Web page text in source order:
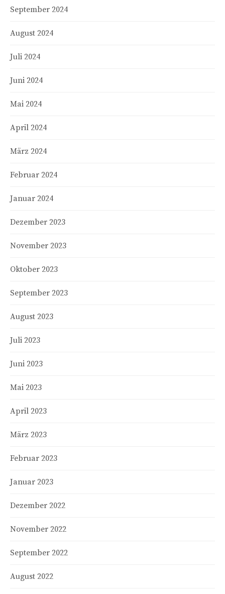
September 2024
August 2024
Juli 2024
Juni 2024
Mai 2024
April 2024
März 2024
Februar 2024
Januar 2024
Dezember 2023
November 2023
Oktober 2023
September 2023
August 2023
Juli 2023
Juni 2023
Mai 2023
April 2023
März 2023
Februar 2023
Januar 2023
Dezember 2022
November 2022
September 2022
August 2022